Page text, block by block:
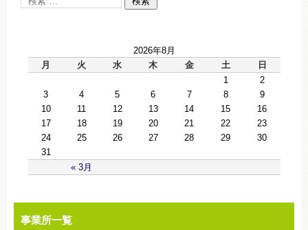
2026年8月
月
火 水 木 金 土 日
« 3月
1
2
3
4 5 6 7 8
9
10
11 12 13 14 15
16
17
18 19 20 21 22
23
24
25 26 27 28 29
30
31
事業所一覧